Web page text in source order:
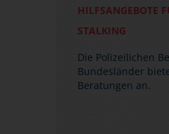
HILFSANGEBOTE
STALKING
Die Polizeilichen
Bundesländer
Beratungen an.